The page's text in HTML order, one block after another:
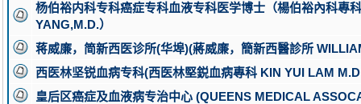
杨伯裕内科专科癌症专科血液专科医学博士（楊伯裕內科專
YANG,M.D.）
蒋威廉，简新西医诊所(华埠)(蔣威廉，簡新西醫診所
西医林坚锐血病专科(西医林堅鋭血病專科 KIN YUI LAM
皇后区癌症及血液病专治中心 (QUEENS MEDICAL